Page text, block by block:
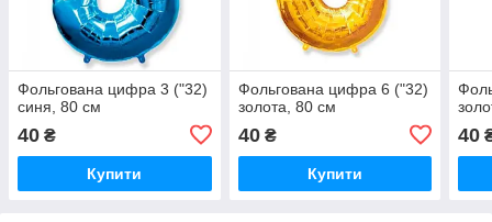
Фольгована цифра 3 ("32)
синя, 80 см
40 ₴
Купити
Фольгована цифра 6 ("32)
золота, 80 см
40₴
Купити
40